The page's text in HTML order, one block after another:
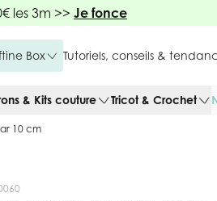
les 3m >> Je fonce
Box Tutoriels, conseils &
& Kits couture Tricot & Crochet
10 cm